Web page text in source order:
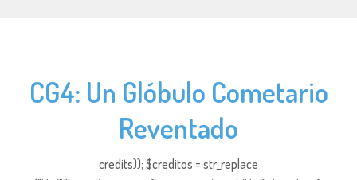
CG4: Un Glóbulo Cometario
Reventado
credits)); $creditos = str_replace